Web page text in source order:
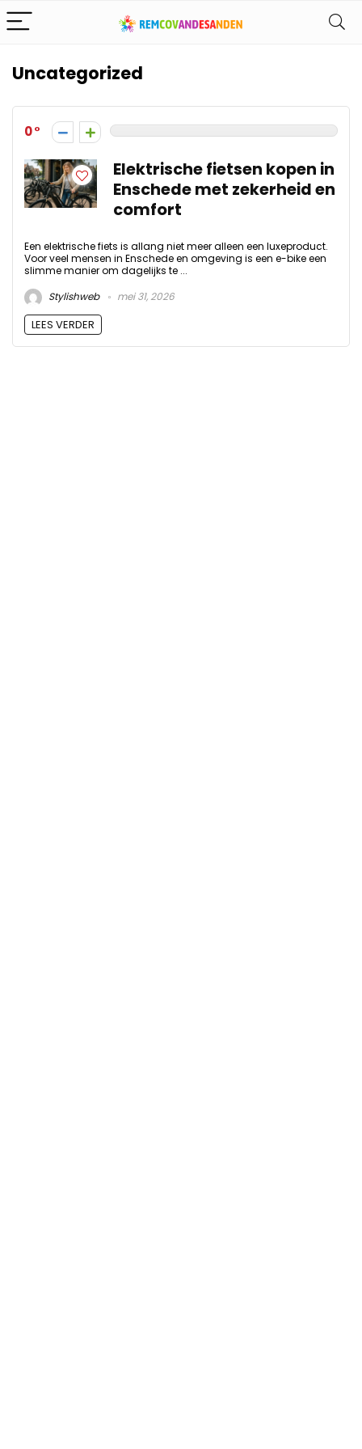
Uncategorized
0
Elektrische fietsen kopen in
Enschede met zekerheid en
comfort
Een elektrische fiets is allang niet meer alleen een luxeproduct.
Voor veel mensen in Enschede en omgeving is een e-bike een
slimme manier om dagelijks te ...
Stylishweb
mei 31, 2026
LEES VERDER